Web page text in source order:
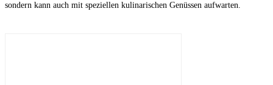
sondern kann auch mit speziellen kulinarischen Genüssen aufwarten.